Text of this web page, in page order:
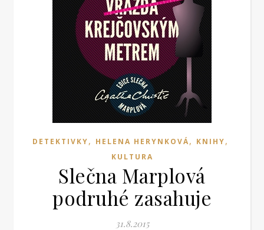
DETEKTIVKY, HELENA HERYNKOVÁ, KNIHY,
KULTURA
Slečna Marplová
podruhé zasahuje
31.8.2015